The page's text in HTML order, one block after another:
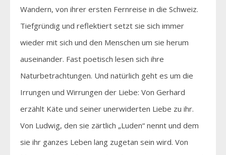
Wandern, von ihrer ersten Fernreise in die Schweiz.
Tiefgründig und reflektiert setzt sie sich immer
wieder mit sich und den Menschen um sie herum
auseinander. Fast poetisch lesen sich ihre
Naturbetrachtungen. Und natürlich geht es um die
Irrungen und Wirrungen der Liebe: Von Gerhard
erzählt Käte und seiner unerwiderten Liebe zu ihr.
Von Ludwig, den sie zärtlich „Luden“ nennt und dem
sie ihr ganzes Leben lang zugetan sein wird. Von